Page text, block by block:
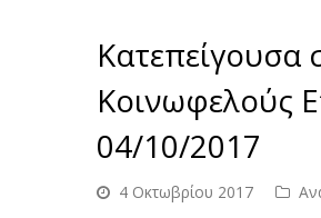
Κατεπείγουσα
Κοινωφελούς
04/10/2017
4 Οκτωβρίου 2017